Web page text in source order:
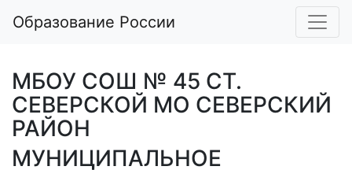
Образование России
МБОУ СОШ № 45 СТ.
СЕВЕРСКОЙ МО СЕВЕРСКИЙ
РАЙОН
МУНИЦИПАЛЬНОЕ